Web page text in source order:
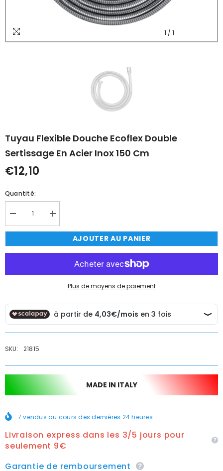
1 / 1
Tuyau Flexible Douche Ecoflex Double
Sertissage En Acier Inox 150 Cm
€12,10
Quantité:
Réduire
la
quantité
Tuyau
Flexible
Double
Inox
150
Augmenter
la
quantité
Tuyau
Flexible
Double
Sertissage
Inox
150
AJOUTER AU PANIER
Plus de moyens de paiement
SKU: 21815
MADE IN ITALY
7 vendus au cours des dernières 24heures
Livraison express dans les 3/5 jours pour
seulement 9€
Garantie de remboursement